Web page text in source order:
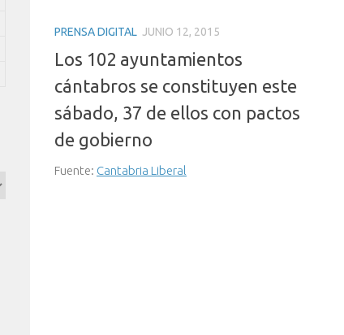
PRENSA DIGITAL JUNIO 12, 2015
Los 102 ayuntamientos
cántabros se constituyen este
sábado, 37 de ellos con pactos
de gobierno
Fuente: Cantabria Liberal